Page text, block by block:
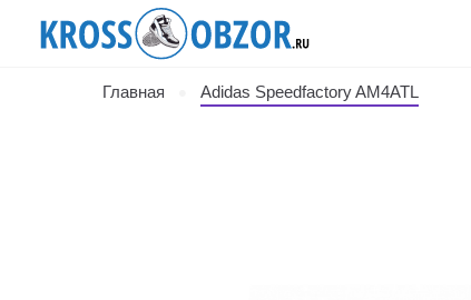
Главная Adidas Speedfactory AM4ATL